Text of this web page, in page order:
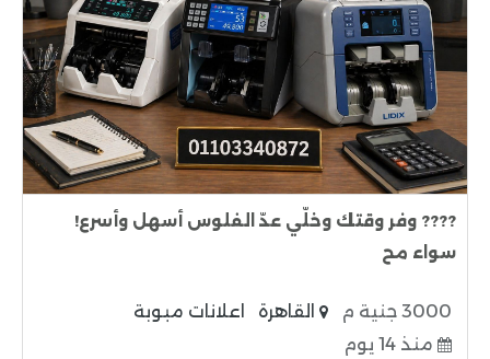
???? وفر وقتك وخلّي عدّ الفلوس أسهل وأسرع!
سواء مح
3000 جنية م القاهرة
اعلانات مبوبة
منذ 14 يوم